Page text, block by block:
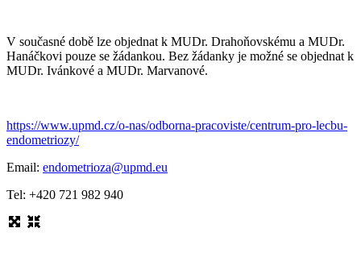
V současné době lze objednat k MUDr. Drahoňovskému a MUDr.
Hanáčkovi pouze se žádankou. Bez žádanky je možné se objednat k
MUDr. Ivánkové a MUDr. Marvanové.
https://www.upmd.cz/o-nas/odborna-pracoviste/centrum-pro-lecbu-
endometriozy/
Email: endometrioza@upmd.eu
Tel: +420 721 982 940